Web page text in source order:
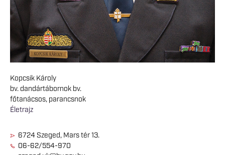
Kopcsik Károly
bv. dandártábornok bv.
főtanácsos, parancsnok
Életrajz
6724 Szeged, Mars tér 13.
06-62/554-970